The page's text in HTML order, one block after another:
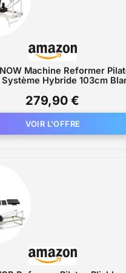
Parfait pour un usage
ou en voyage, vous pouvez
n'importe où.
Machine Reformer
Système Hybride 103cm
279,90 €